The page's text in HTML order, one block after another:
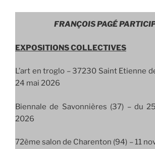
FRANÇOIS PAGÉ
EXPOSITIONS COLLECTIVES
L’art en troglo – 37230 Saint Etienne
24 mai 2026
Biennale de Savonnières (37) – du
2026
72ème salon de Charenton (94) – 11